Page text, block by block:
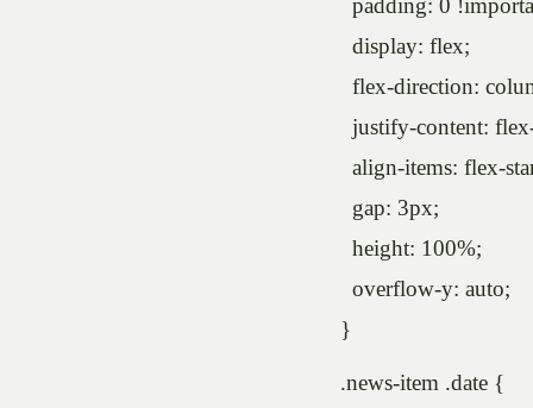
display: flex;
flex-direction:
justify-content:
align-items: flex-
gap: 3px;
height: 100%;
overflow-y: auto;
}
.news-item .date {